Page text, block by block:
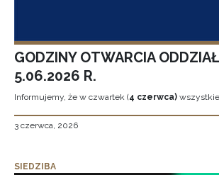
GODZINY OTWARCIA
5.06.2026 R.
Informujemy, że w czwartek (4 czerwca)
3 czerwca, 2026
SIEDZIBA